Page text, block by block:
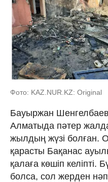
Фото: KAZ.NUR.KZ: Original
Бауыржан
Алматыда пәтер
жылдың жүзі болған.
қарасты Бақанас
қалаға көшіп келіпті.
болса, сол жерден